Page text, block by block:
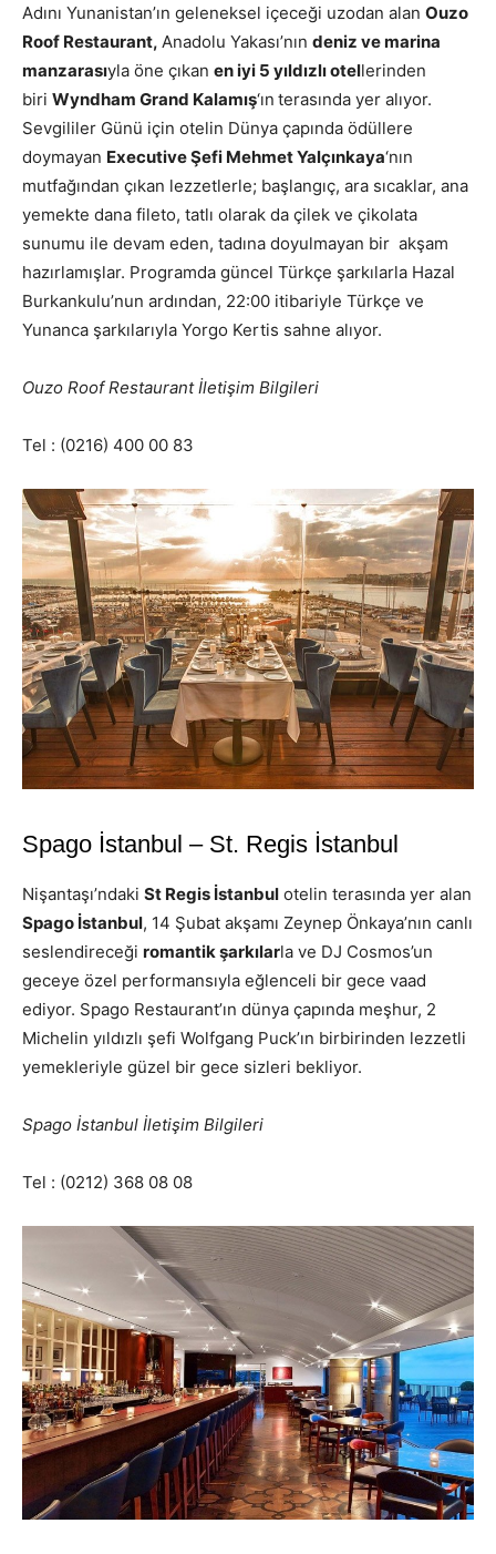
Adını Yunanistan’ın geleneksel içeceği uzodan alan Ouzo
Roof Restaurant, Anadolu Yakası’nın deniz ve marina
manzarasıyla öne çıkan en iyi 5 yıldızlı otellerinden
biri Wyndham Grand Kalamış‘ın terasında yer alıyor.
Sevgililer Günü için otelin Dünya çapında ödüllere
doymayan Executive Şefi Mehmet Yalçınkaya‘nın
mutfağından çıkan lezzetlerle; başlangıç, ara sıcaklar, ana
yemekte dana fileto, tatlı olarak da çilek ve çikolata
sunumu ile devam eden, tadına doyulmayan bir akşam
hazırlamışlar. Programda güncel Türkçe şarkılarla Hazal
Burkankulu’nun ardından, 22:00 itibariyle Türkçe ve
Yunanca şarkılarıyla Yorgo Kertis sahne alıyor.
Ouzo Roof Restaurant İletişim Bilgileri
Tel : (0216) 400 00 83
Spago İstanbul – St. Regis İstanbul
Nişantaşı’ndaki St Regis İstanbul otelin terasında yer alan
Spago İstanbul, 14 Şubat akşamı Zeynep Önkaya’nın canlı
seslendireceği romantik şarkılarla ve DJ Cosmos’un
geceye özel performansıyla eğlenceli bir gece vaad
ediyor. Spago Restaurant’ın dünya çapında meşhur, 2
Michelin yıldızlı şefi Wolfgang Puck’ın birbirinden lezzetli
yemekleriyle güzel bir gece sizleri bekliyor.
Spago İstanbul İletişim Bilgileri
Tel : (0212) 368 08 08